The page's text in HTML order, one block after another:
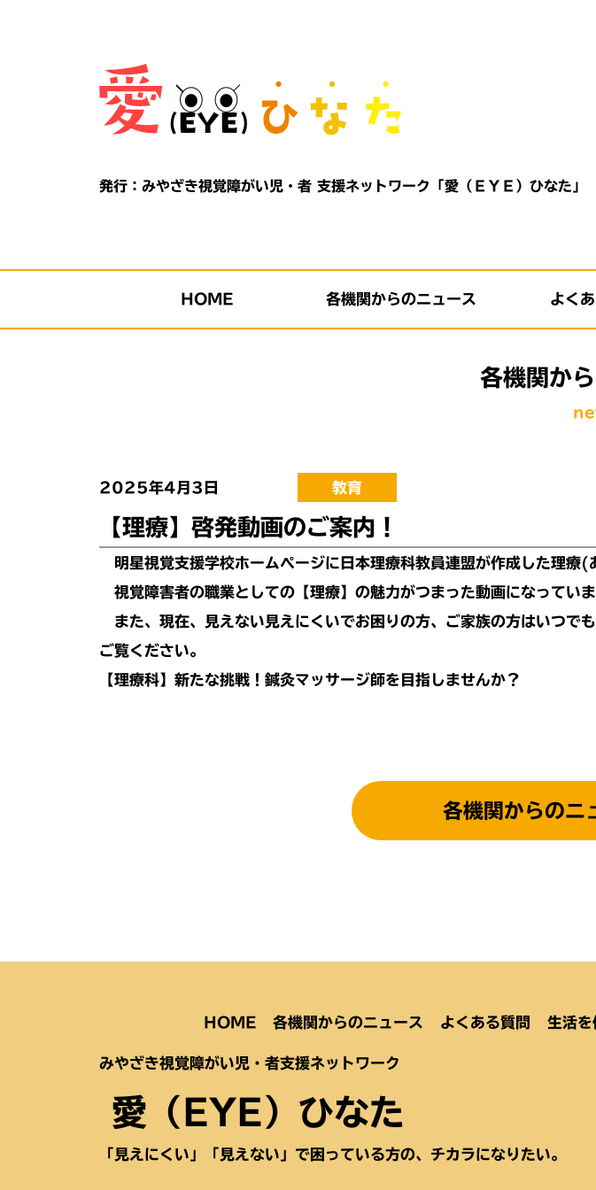
発行：みやざき視覚障がい児・者 支援ネットワーク「愛（ＥＹＥ）ひなた」
HOME 各機関からのニュース よく
各機関か
2025年4月3日 教育
【理療】啓発動画のご案内！
明星視覚支援学校ホームページに日本理療科教員連盟が作成した理療(
視覚障害者の職業としての【理療】の魅力がつまった動画になっていま
また、現在、見えない見えにくいでお困りの方、ご家族の方はいつで
ご覧ください。
【理療科】新たな挑戦！鍼灸マッサージ師を目指しませんか？
各機関からのニ
HOME 各機関からのニュース よくある質問 生活を
みやざき視覚障がい児・者支援ネットワーク
愛（EYE）ひなた
「見えにくい」「見えない」で困っている方の、チカラになりたい。